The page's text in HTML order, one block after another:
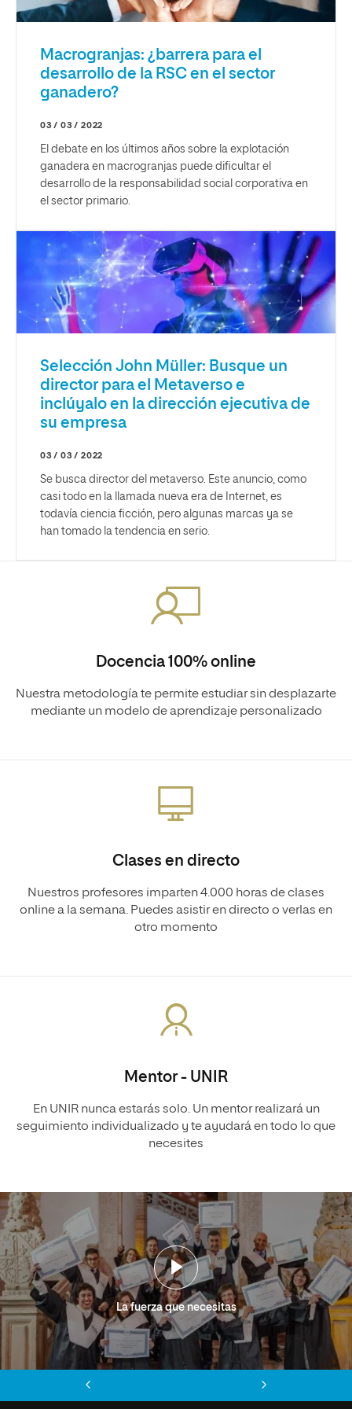
Macrogranjas: ¿barrera para el
desarrollo de la RSC en el sector
ganadero?
03 / 03 / 2022
El debate en los últimos años sobre la explotación
ganadera en macrogranjas puede dificultar el
desarrollo de la responsabilidad social corporativa en
el sector primario.
Selección John Müller: Busque un
director para el Metaverso e
inclúyalo en la dirección ejecutiva de
su empresa
03 / 03 / 2022
Se busca director del metaverso. Este anuncio, como
casi todo en la llamada nueva era de Internet, es
todavía ciencia ficción, pero algunas marcas ya se
han tomado la tendencia en serio.
Docencia 100% online
Nuestra metodología te permite estudiar sin desplazarte
mediante un modelo de aprendizaje personalizado
Clases en directo
Nuestros profesores imparten 4.000 horas de clases
online a la semana. Puedes asistir en directo o verlas en
otro momento
Mentor - UNIR
En UNIR nunca estarás solo. Un mentor realizará un
seguimiento individualizado y te ayudará en todo lo que
necesites
La fuerza que necesitas